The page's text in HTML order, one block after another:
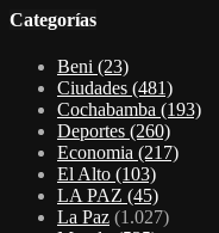
Categorías
Beni (23)
Ciudades (481)
Cochabamba (193)
Deportes (260)
Economia (217)
El Alto (103)
LA PAZ (45)
La Paz (1.027)